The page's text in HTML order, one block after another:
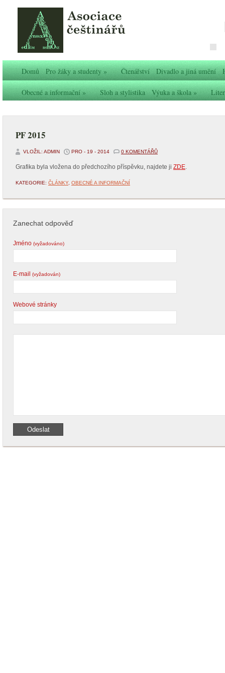
Domů Pro žáky a studenty» Čtenářství Divadlo a jiná umění
Obecné a informační» Sloh a stylistika Výuka a škola»
PF 2015
VLOŽIL: ADMIN PRO - 19 - 2014 0 KOMENTÁŘŮ
Grafika byla vložena do předchozího příspěvku, najdete ji ZDE.
KATEGORIE: ČLÁNKY, OBECNÉ A INFORMAČNÍ
Zanechat odpověď
Jméno (vyžadováno)
E-mail (vyžadován)
Webové stránky